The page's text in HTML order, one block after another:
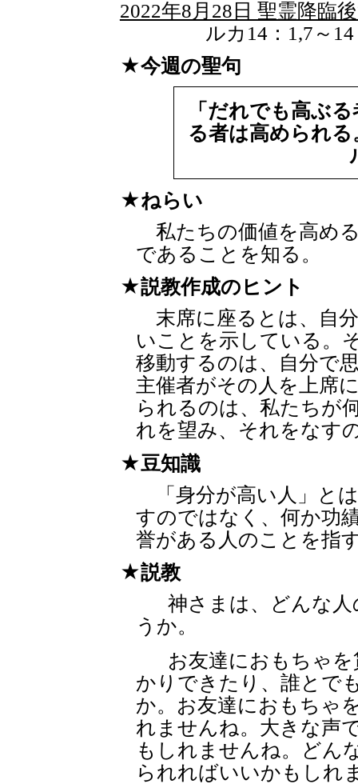
2022年8月28日 聖霊降臨
ルカ14：1,7～
今週の聖句
「だれでも高ぶ
る者は高められる
ねらい
私たちの価値を高め
であることを知る。
説教作成のヒント
末席に座るとは、自
いことを示している。
移動するのは、自分で
主催者がその人を上席
られるのは、私たちが
れを望み、それをなす
豆知識
「身分が高い人」と
すのではなく、何か功
誉がある人のことを指
説教
神さまは、どんな人
うか。
お友達におもちゃを
かりできたり、誰とで
か。お友達におもちゃ
れませんね。大きな声
もしれませんね。どん
られればいいかもしれ